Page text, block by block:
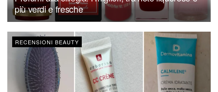
più verdi e fresche
RECENSIONI BEAUTY